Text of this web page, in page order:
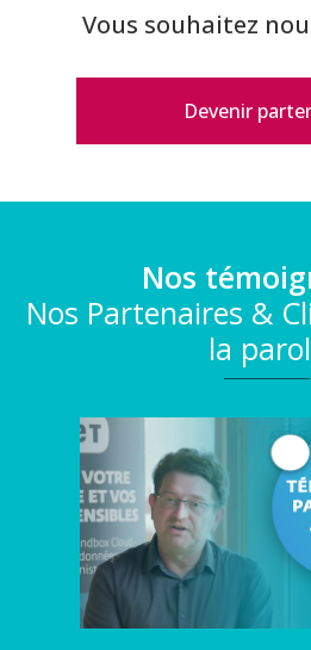
Vous souhaitez
Devenir
Nos
Nos Partenaires &
la